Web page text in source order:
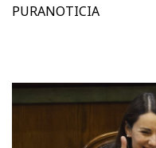
PURANOTICIA